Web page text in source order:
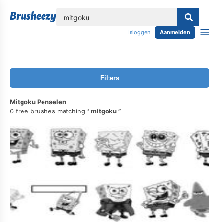
Inloggen Aanmelden
Filters
Mitgoku Penselen
6 free brushes matching
mitgoku